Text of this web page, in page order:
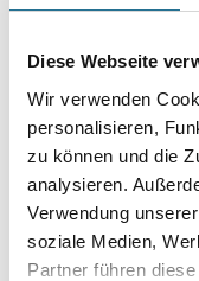
Diese Webseite
Wir verwenden
personalisieren,
zu können und die
analysieren.
Verwendung
soziale Medien,
Partner führen
Gebinde
Umrechnungsfaktoren